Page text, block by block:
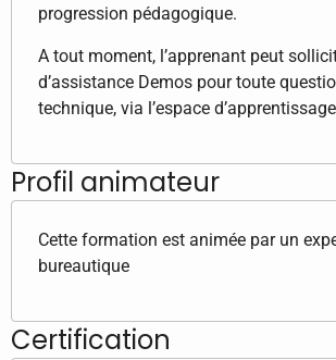
progression pédagogique.
A tout moment, l’apprenant peut
d’assistance Demos pour toute
technique, via l’espace
Profil animateur
Cette formation est animée par un
bureautique
Certification